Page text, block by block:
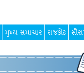
મુખ્ય સમાચાર રાજકોટ